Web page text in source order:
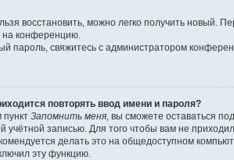
восстановить, можно легко получить новый.
на конференцию.
пароль, свяжитесь с администратором
повторять ввод имени и пароля?
Запомнить меня , вы сможете оставаться
учётной записью. Для того чтобы вам не
делать это на общедоступном
эту функцию.